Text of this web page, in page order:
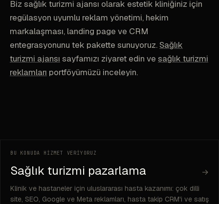
Biz sağlık turizmi ajansı olarak estetik kliniğiniz için
regülasyon uyumlu reklam yönetimi, hekim
markalaşması, landing page ve CRM
entegrasyonunu tek pakette sunuyoruz. Sağlık
turizmi ajansı sayfamızı ziyaret edin ve sağlık turizmi
reklamları portföyümüzü inceleyin.
BU KONUDA HİZMET VERİYORUZ
Sağlık turizmi pazarlama →
Klinik ve hastaneler için uluslararası hasta kazanımı: çok dilli
site, SEO, Google ve Meta reklamları, hasta takip CRM'i ve satış